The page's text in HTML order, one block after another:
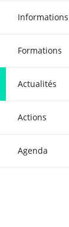
Informations
Formations
Actualités
Actions
Agenda